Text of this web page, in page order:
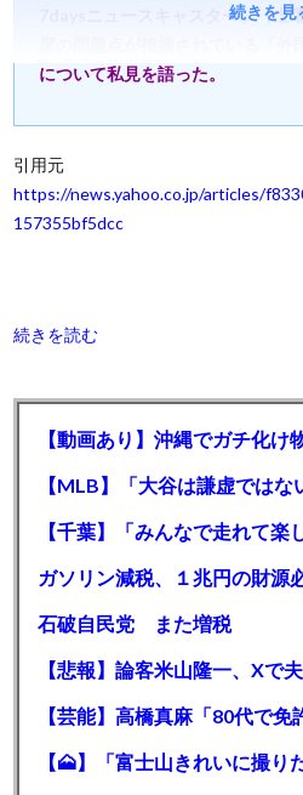
7daysニュースキャスター」（土
について私見を語った。
引用元
https://news.yahoo.co.jp/articles/
157355bf5dcc
続きを読む
続きを見
【動画あり】沖縄でガチ化
石破自民党 また増税